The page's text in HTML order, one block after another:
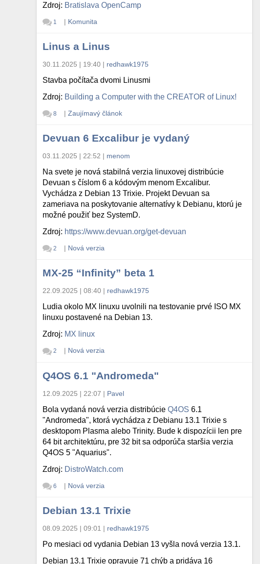
Zdroj: Bratislava OpenCamp
1 | Komunita
Linus a Linus
30.11.2025 | 19:40 | redhawk1975
Stavba počítača dvomi Linusmi
Zdroj: Building a Computer with the CREATOR of Linux!
8 | Zaujímavý článok
Devuan 6 Excalibur je vydaný
03.11.2025 | 22:52 | menom
Na svete je nová stabilná verzia linuxovej distribúcie
Devuan s číslom 6 a kódovým menom Excalibur.
Vychádza z Debian 13 Trixie. Projekt Devuan sa
zameriava na poskytovanie alternatívy k Debianu, ktorú je
možné použiť bez SystemD.
Zdroj: https://www.devuan.org/get-devuan
2 | Nová verzia
MX-25 “Infinity” beta 1
22.09.2025 | 08:40 | redhawk1975
Ludia okolo MX linuxu uvolnili na testovanie prvé ISO MX
linuxu postavené na Debian 13.
Zdroj: MX linux
2 | Nová verzia
Q4OS 6.1 "Andromeda"
12.09.2025 | 22:07 | Pavel
Bola vydaná nová verzia distribúcieQ4OS 6.1
"Andromeda", ktorá vychádza z Debianu 13.1 Trixie s
desktopom Plasma alebo Trinity. Bude k dispozícii len pre
64 bit architektúru, pre 32 bit sa odporúča staršia verzia
Q4OS 5 "Aquarius".
Zdroj: DistroWatch.com
6 | Nová verzia
Debian 13.1 Trixie
08.09.2025 | 09:01 | redhawk1975
Po mesiaci od vydania Debian 13 vyšla nová verzia 13.1.
Debian 13.1 Trixie opravuje 71 chýb a pridáva 16